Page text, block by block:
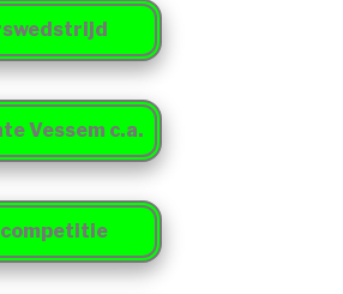
Vessem c.a.
competitie